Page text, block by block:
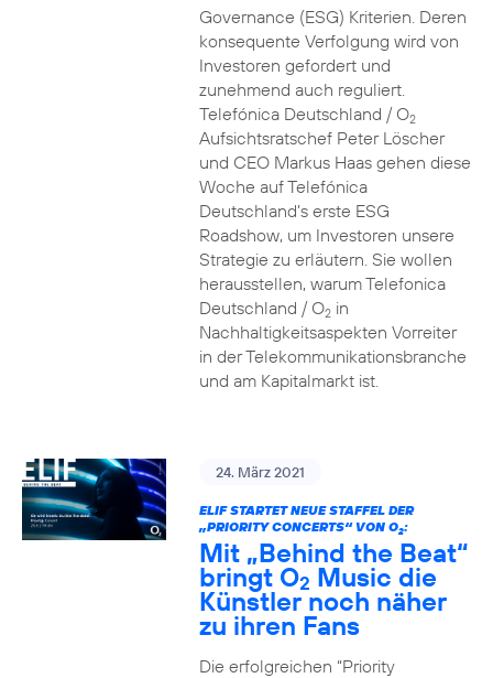
Governance (ESG) Kriterien. Deren
konsequente Verfolgung wird von
Investoren gefordert und
zunehmend auch reguliert.
Telefónica Deutschland / O2
Aufsichtsratschef Peter Löscher
und CEO Markus Haas gehen diese
Woche auf Telefónica
Deutschland’s erste ESG
Roadshow, um Investoren unsere
Strategie zu erläutern. Sie wollen
herausstellen, warum Telefonica
Deutschland / O2in
Nachhaltigkeitsaspekten Vorreiter
in der Telekommunikationsbranche
und am Kapitalmarkt ist.
24. März 2021
ELIF STARTET NEUE STAFFEL DER
„PRIORITY CONCERTS“ VON O2:
Mit „Behind the Beat“
bringt O2 Music die
Künstler noch näher
zu ihren Fans
Die erfolgreichen “Priority